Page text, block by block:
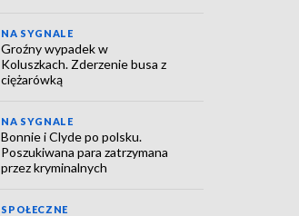
NA SYGNALE
Groźny wypadek w
Koluszkach. Zderzenie busa z
ciężarówką
NA SYGNALE
Bonnie i Clyde po polsku.
Poszukiwana para zatrzymana
przez kryminalnych
SPOŁECZNE